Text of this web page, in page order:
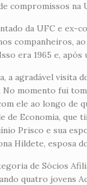
compromissos na
da UFC e ex-
companheiros,
era 1965 e,
a agradável
momento fui
ele ao longo
Economia, que
Prisco e sua
Hildete, esposa
de Sócios
quatro jovens